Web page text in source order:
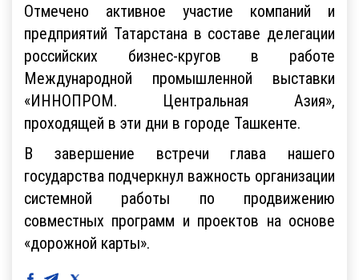
Отмечено активное участие компаний и
предприятий Татарстана в составе делегации
российских бизнес-кругов в работе
Международной промышленной выставки
«ИННОПРОМ. Центральная Азия»,
проходящей в эти дни в городе Ташкенте.
В завершение встречи глава нашего
государства подчеркнул важность организации
системной работы по продвижению
совместных программ и проектов на основе
«дорожной карты».